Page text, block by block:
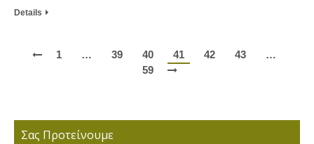
Details
1 … 39 40 41 42 43
…
59
Σας Προτείνουμε